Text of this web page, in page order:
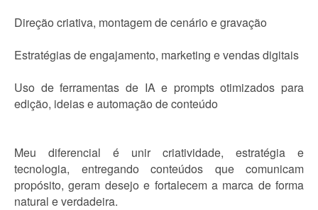
Direção criativa, montagem de cenário e gravação
Estratégias de engajamento, marketing e vendas digitais
Uso de ferramentas de IA e prompts otimizados para
edição, ideias e automação de conteúdo
Meu diferencial é unir criatividade, estratégia e
tecnologia, entregando conteúdos que comunicam
propósito, geram desejo e fortalecem a marca de forma
natural e verdadeira.